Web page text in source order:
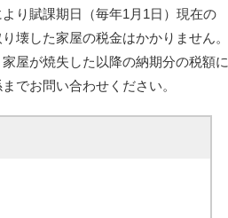
り賦課期日（毎年1月1日）現在の
壊した家屋の税金はかかりません。
屋が焼失した以降の納期分の税額に
でお問い合わせください。